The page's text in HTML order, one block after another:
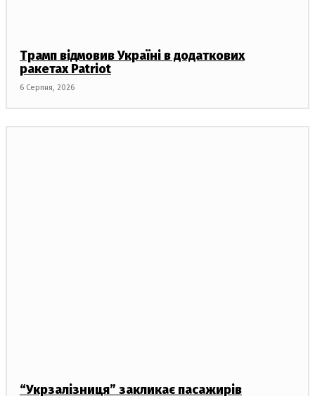
Трамп відмовив Україні в додаткових
ракетах Patriot
6 Серпня, 2026
“Укрзалізниця” закликає пасажирів